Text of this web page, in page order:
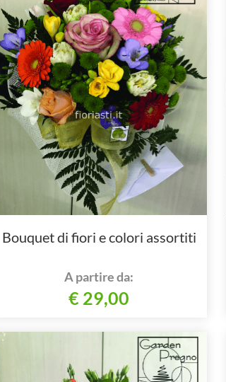
Bouquet di fiori e colori assortiti
A partire da:
€ 29,00